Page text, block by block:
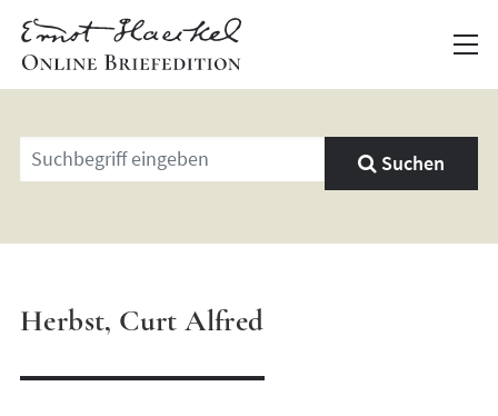
Geben
Sie
Suchbegriff
Suchen
Herbst, Curt Alfred